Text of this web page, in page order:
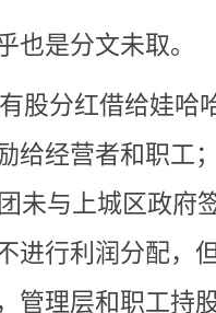
也是分文未取。
股分红借给娃哈
给经营者和职工
未与上城区政府
进行利润分配，
管理层和职工持